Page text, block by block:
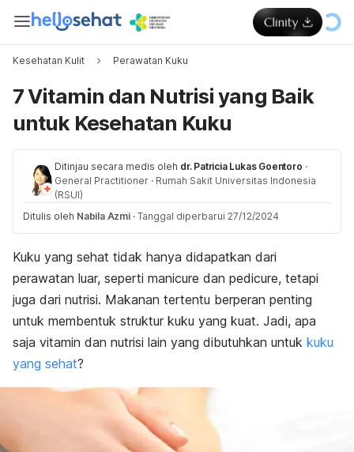
Kesehatan Kulit Perawatan Kuku
7 Vitamin dan Nutrisi yang Baik
untuk Kesehatan Kuku
Ditinjau secara medis oleh dr. Patricia Lukas Goentoro ·
General Practitioner · Rumah Sakit Universitas Indonesia
(RSUI)
Ditulis oleh Nabila Azmi · Tanggal diperbarui 27/12/2024
Kuku yang sehat tidak hanya didapatkan dari
perawatan luar, seperti manicure dan pedicure, tetapi
juga dari nutrisi. Makanan tertentu berperan penting
untuk membentuk struktur kuku yang kuat. Jadi, apa
saja vitamin dan nutrisi lain yang dibutuhkan untuk kuku
yang sehat?